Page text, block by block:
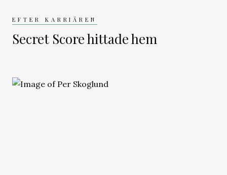
EFTER KARRIÄREN
Secret Score hittade hem